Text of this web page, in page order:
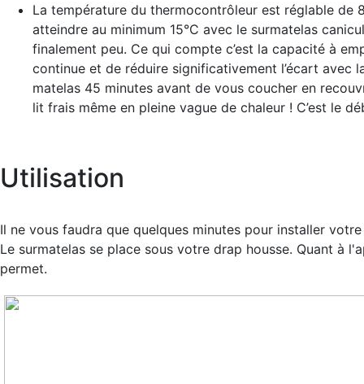
La température du thermocontrôleur est réglable de
atteindre au minimum 15°C avec le surmatelas
finalement peu. Ce qui compte c’est la capacité à
continue et de réduire significativement l’écart avec
matelas 45 minutes avant de vous coucher en
lit frais même en pleine vague de chaleur ! C’est le
Utilisation
Il ne vous faudra que quelques minutes pour installer
Le surmatelas se place sous votre drap housse. Quant à
permet.